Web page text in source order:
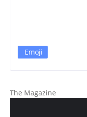
Emoji
The Magazine